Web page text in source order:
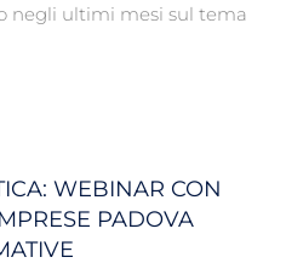
negli ultimi mesi sul tema
WEBINAR CON
PADOVA